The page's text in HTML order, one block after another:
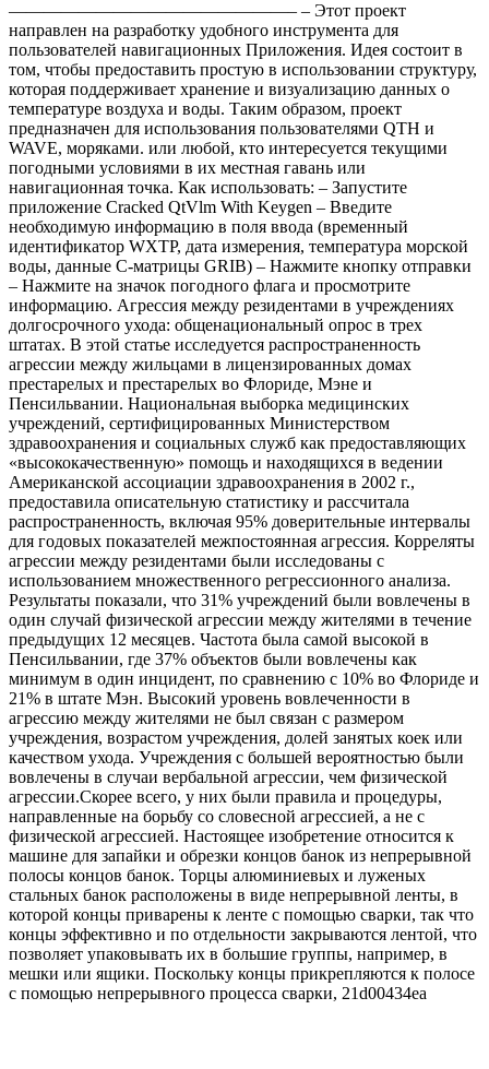
————————————————– – Этот проект
направлен на разработку удобного инструмента для
пользователей навигационных Приложения. Идея состоит в
том, чтобы предоставить простую в использовании структуру,
которая поддерживает хранение и визуализацию данных о
температуре воздуха и воды. Таким образом, проект
предназначен для использования пользователями QTH и
WAVE, моряками. или любой, кто интересуется текущими
погодными условиями в их местная гавань или
навигационная точка. Как использовать: – Запустите
приложение Cracked QtVlm With Keygen – Введите
необходимую информацию в поля ввода (временный
идентификатор WXTP, дата измерения, температура морской
воды, данные С-матрицы GRIB) – Нажмите кнопку отправки
– Нажмите на значок погодного флага и просмотрите
информацию. Агрессия между резидентами в учреждениях
долгосрочного ухода: общенациональный опрос в трех
штатах. В этой статье исследуется распространенность
агрессии между жильцами в лицензированных домах
престарелых и престарелых во Флориде, Мэне и
Пенсильвании. Национальная выборка медицинских
учреждений, сертифицированных Министерством
здравоохранения и социальных служб как предоставляющих
«высококачественную» помощь и находящихся в ведении
Американской ассоциации здравоохранения в 2002 г.,
предоставила описательную статистику и рассчитала
распространенность, включая 95% доверительные интервалы
для годовых показателей межпостоянная агрессия. Корреляты
агрессии между резидентами были исследованы с
использованием множественного регрессионного анализа.
Результаты показали, что 31% учреждений были вовлечены в
один случай физической агрессии между жителями в течение
предыдущих 12 месяцев. Частота была самой высокой в ​​
Пенсильвании, где 37% объектов были вовлечены как
минимум в один инцидент, по сравнению с 10% во Флориде и
21% в штате Мэн. Высокий уровень вовлеченности в
агрессию между жителями не был связан с размером
учреждения, возрастом учреждения, долей занятых коек или
качеством ухода. Учреждения с большей вероятностью были
вовлечены в случаи вербальной агрессии, чем физической
агрессии.Скорее всего, у них были правила и процедуры,
направленные на борьбу со словесной агрессией, а не с
физической агрессией. Настоящее изобретение относится к
машине для запайки и обрезки концов банок из непрерывной
полосы концов банок. Торцы алюминиевых и луженых
стальных банок расположены в виде непрерывной ленты, в
которой концы приварены к ленте с помощью сварки, так что
концы эффективно и по отдельности закрываются лентой, что
позволяет упаковывать их в большие группы, например, в
мешки или ящики. Поскольку концы прикрепляются к полосе
с помощью непрерывного процесса сварки, 21d00434ea